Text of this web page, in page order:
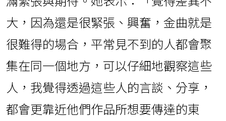
大，因為還是很緊張、興奮，金曲就是
很難得的場合，平常見不到的人都會聚
集在同一個地方，可以仔細地觀察這些
人，我覺得透過這些人的言談、分享，
都會更靠近他們作品所想要傳達的東